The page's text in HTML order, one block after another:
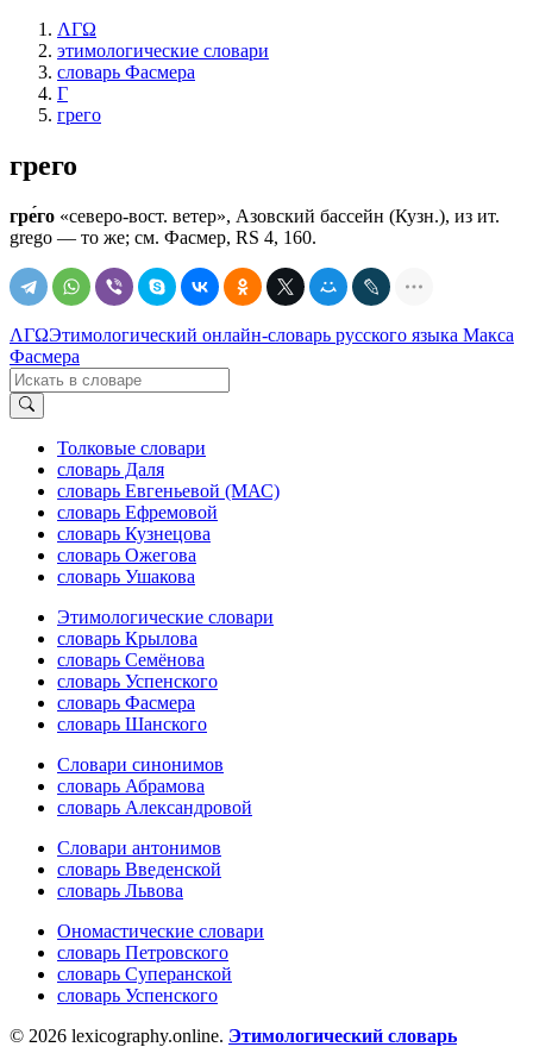
ΛΓΩ
этимологические словари
словарь Фасмера
Г
грего
грего
гре́го «северо-вост. ветер», Азовский бассейн (Кузн.), из ит.
grego — то же; см. Фасмер, RS 4, 160.
ΛΓΩЭтимологический онлайн-словарь русского языка Макса
Фасмера
Толковые словари
словарь Даля
словарь Евгеньевой (МАС)
словарь Ефремовой
словарь Кузнецова
словарь Ожегова
словарь Ушакова
Этимологические словари
словарь Крылова
словарь Семёнова
словарь Успенского
словарь Фасмера
словарь Шанского
Словари синонимов
словарь Абрамова
словарь Александровой
Словари антонимов
словарь Введенской
словарь Львова
Ономастические словари
словарь Петровского
словарь Суперанской
словарь Успенского
© 2026 lexicography.online. Этимологический словарь